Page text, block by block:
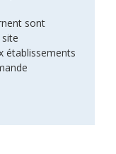
sont
établissements